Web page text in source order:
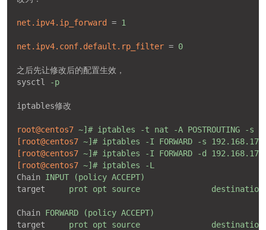
net.ipv4.ip_forward = 1
net.ipv4.conf.default.rp_filter = 0
之后先让修改后的配置生效，
sysctl
-p
iptables修改
root@centos7 ~]# iptables -t nat -A POSTROUTING -s
[root@centos7 ~]# iptables -I FORWARD -s
[root@centos7 ~]# iptables -I FORWARD -d
[root@centos7 ~]# iptables -L
Chain INPUT (policy ACCEPT)
target
prot opt source
Chain FORWARD (policy ACCEPT)
target
prot opt source